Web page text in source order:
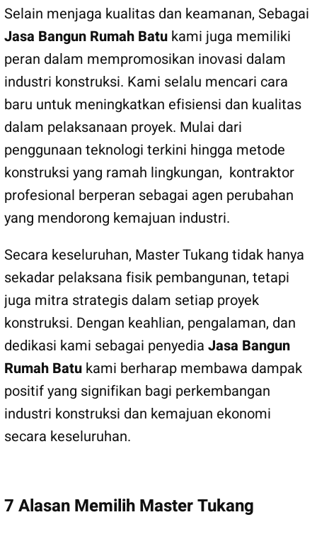
Selain menjaga kualitas dan keamanan, Sebagai
Jasa Bangun Rumah Batu kami juga memiliki
peran dalam mempromosikan inovasi dalam
industri konstruksi. Kami selalu mencari cara
baru untuk meningkatkan efisiensi dan kualitas
dalam pelaksanaan proyek. Mulai dari
penggunaan teknologi terkini hingga metode
konstruksi yang ramah lingkungan, kontraktor
profesional berperan sebagai agen perubahan
yang mendorong kemajuan industri.
Secara keseluruhan, Master Tukang tidak hanya
sekadar pelaksana fisik pembangunan, tetapi
juga mitra strategis dalam setiap proyek
konstruksi. Dengan keahlian, pengalaman, dan
dedikasi kami sebagai penyedia Jasa Bangun
Rumah Batu kami berharap membawa dampak
positif yang signifikan bagi perkembangan
industri konstruksi dan kemajuan ekonomi
secara keseluruhan.
7 Alasan Memilih Master Tukang